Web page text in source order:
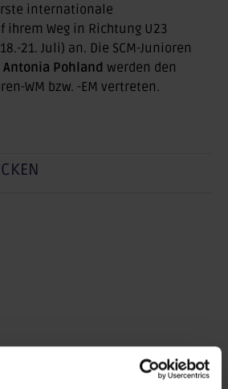
internationale
Weg in Richtung U23
21. Juli) an. Die SCM-Junioren
Antonia Pohland werden den
WM bzw. -EM vertreten.